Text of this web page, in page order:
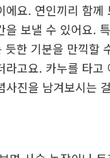
에요. 연인끼리 함께
을 보낼 수 있어요.
듯한 기분을 만끽할
라고요. 카누를 타고
사진을 남겨보시는